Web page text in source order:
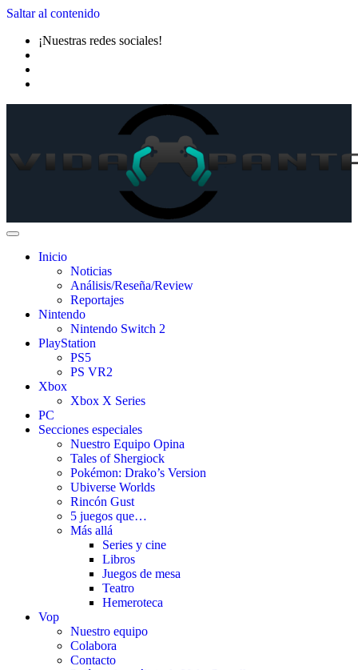
Saltar al contenido
¡Nuestras redes sociales!
Inicio
Noticias
Análisis/Reseña/Review
Reportajes
Nintendo
Nintendo Switch 2
PlayStation
PS5
PS VR2
Xbox
Xbox X Series
PC
Secciones especiales
Nuestro Equipo Opina
Tales of Shergiock
Pokémon: Drako’s Version
Ubiverse Worlds
Rincón Gust
5 juegos que…
Más allá
Series y cine
Libros
Juegos de mesa
Teatro
Hemeroteca
Vop
Nuestro equipo
Colabora
Contacto